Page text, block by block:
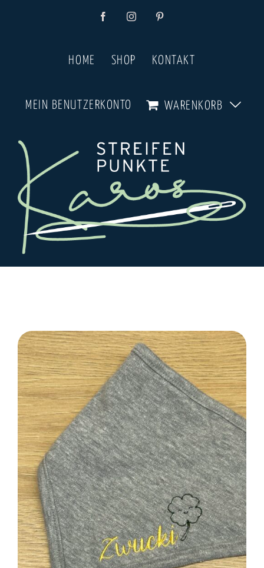
FacebookInstagramPinterest
HOME SHOP KONTAKT
MEIN BENUTZERKONTO WARENKORB
SELECT OPTIONS / DETAILS